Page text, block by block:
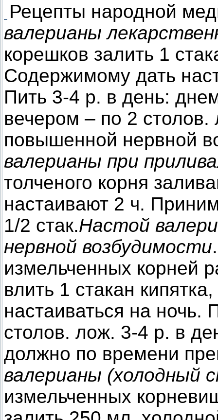
Рецепты народной
валерианы
корешков залить 1
Содержимому дать
Пить 3-4 р. в день:
вечером – по 2
повышенной нервной
валерианы при
толченого корня
настаивают 2 ч.
1/2 стак.Настой
нервной возбудимости
измельченных корней
влить 1 стакан
настаиваться на ночь.
столов. лож. 3-4 р. в
должно по времени
валерианы (холодный
измельченных